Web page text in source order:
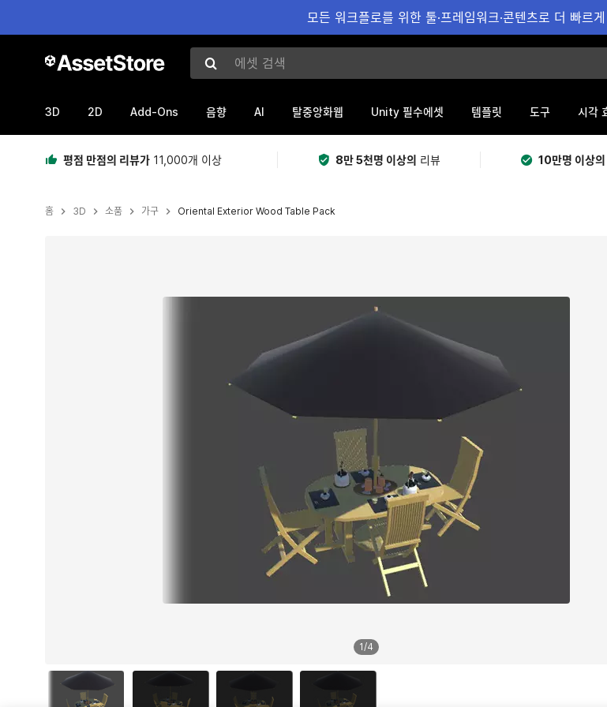
모든 워크플로를 위한 툴·프레임워크·콘텐츠로 더 빠
에셋 검색
3D 2D Add-Ons 음향 AI 탈중앙화웹 Unity 필수에셋 템플릿 도구 시각
평점 만점의 리뷰가 11,000개 이상 8만 5천명 이상의 리뷰 10만명 이상
홈 3D 소품 가구 Oriental Exterior Wood Table Pack
1/4